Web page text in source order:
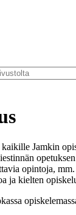
kaikille Jamkin
opintoja,
ja kielten